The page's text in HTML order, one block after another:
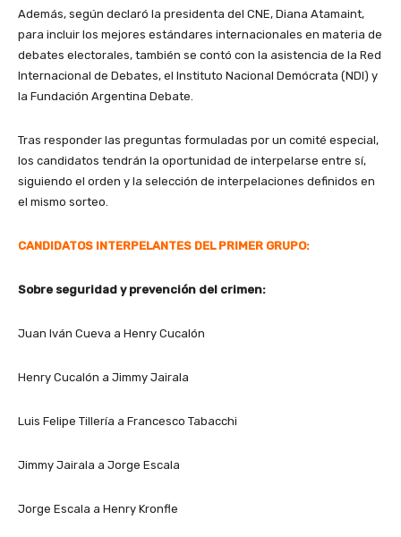
Además, según declaró la presidenta del CNE, Diana Atamaint,
para incluir los mejores estándares internacionales en materia de
debates electorales, también se contó con la asistencia de la Red
Internacional de Debates, el Instituto Nacional Demócrata (NDI) y
la Fundación Argentina Debate.
Tras responder las preguntas formuladas por un comité especial,
los candidatos tendrán la oportunidad de interpelarse entre sí,
siguiendo el orden y la selección de interpelaciones definidos en
el mismo sorteo.
CANDIDATOS INTERPELANTES DEL PRIMER GRUPO:
Sobre seguridad y prevención del crimen:
Juan Iván Cueva a Henry Cucalón
Henry Cucalón a Jimmy Jairala
Luis Felipe Tillería a Francesco Tabacchi
Jimmy Jairala a Jorge Escala
Jorge Escala a Henry Kronfle